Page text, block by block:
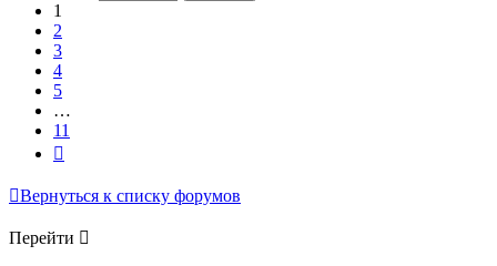
1
2
3
4
5
…
11
Вернуться к списку форумов
Перейти